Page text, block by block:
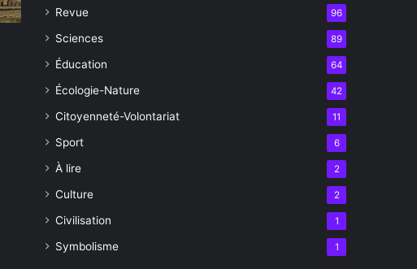
Revue 96
Sciences 89
Éducation 64
Écologie-Nature 42
Citoyenneté-Volontariat 11
Sport 6
À lire 2
Culture 2
Civilisation 1
Symbolisme 1